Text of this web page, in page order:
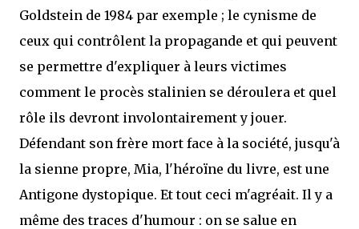
Goldstein de 1984 par exemple ; le cynisme de
ceux qui contrôlent la propagande et qui peuvent
se permettre d'expliquer à leurs victimes
comment le procès stalinien se déroulera et quel
rôle ils devront involontairement y jouer.
Défendant son frère mort face à la société, jusqu'à
la sienne propre, Mia, l'héroïne du livre, est une
Antigone dystopique. Et tout ceci m'agréait. Il y a
même des traces d'humour : on se salue en